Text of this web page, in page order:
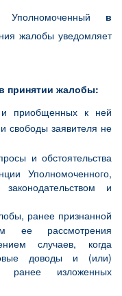
в
жалобы уведомляет
принятии жалобы:
приобщенных к ней
свободы заявителя не
и обстоятельства
Уполномоченного,
и
ранее признанной
ее рассмотрения
случаев, когда
доводы и (или)
ранее изложенных